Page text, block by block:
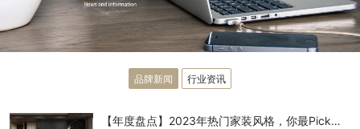
品牌新闻 行业资讯
【年度盘点】2023年热门家装风格，你最Pick哪一种？